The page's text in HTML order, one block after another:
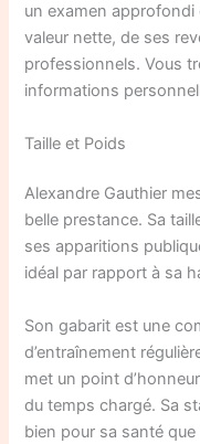
un examen
valeur nette, de ses
professionnels. Vous
informations
Taille et Poids
Alexandre Gauthier
belle prestance. Sa
ses apparitions
idéal par rapport à sa
Son gabarit est une
d’entraînement
met un point
du temps chargé. Sa
bien pour sa santé